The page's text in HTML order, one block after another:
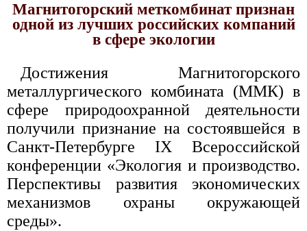
Магнитогорский меткомбинат признан
одной из лучших российских компаний
в сфере экологии
Достижения Магнитогорского
металлургического комбината (ММК) в
сфере природоохранной деятельности
получили признание на состоявшейся в
Санкт-Петербурге IX Всероссийской
конференции «Экология и производство.
Перспективы развития экономических
механизмов охраны окружающей
среды».